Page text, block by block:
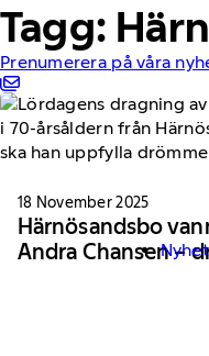
Tagg:
Prenumerera på våra
18 November 2025
Härnösandsbo
Andra Chansen –